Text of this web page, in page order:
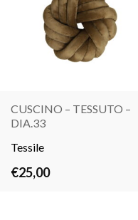
CUSCINO – TESSUTO –
DIA.33
Tessile
€25,00